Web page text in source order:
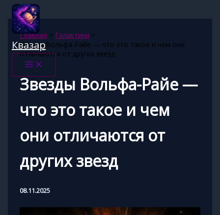
Перейти
содержимому
Квазар
Главная
Галактики
Звезды Вольфа-Райе — что это такое и чем они
отличаются от других звезд
Звезды Вольфа-Райе —
что это такое и чем
они отличаются от
других звезд
08.11.2025